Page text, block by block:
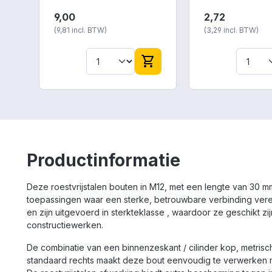
Energie: 160 kJ (38 kcal)
Vetten: 0,4 g waarvan
Koolhydraten: 7,0 g
waarvan suikers: 0,3 g
Eiwitten: 1,2 g Zout: 1,30 g
gistextract, kippenvlees
5,2%, ui, prei, kippenvet
BLADSELDERIJ,
uienpoeder, knoflook,
kerrie, lavas, peper,
palmvet, raapzaadolie.
Vegetarisch: nee
9,00
(9,81 incl. BTW)
shopping_cart
meter
weinig geld.
2,72
(3,29 incl. BTW)
Productinformatie
Deze roestvrijstalen bouten in M12, met een lengte van 30
toepassingen waar een sterke, betrouwbare verbinding
en zijn uitgevoerd in sterkteklasse , waardoor ze geschikt
constructiewerken.
De combinatie van een binnenzeskant / cilinder kop,
standaard rechts maakt deze bout eenvoudig te verwerken